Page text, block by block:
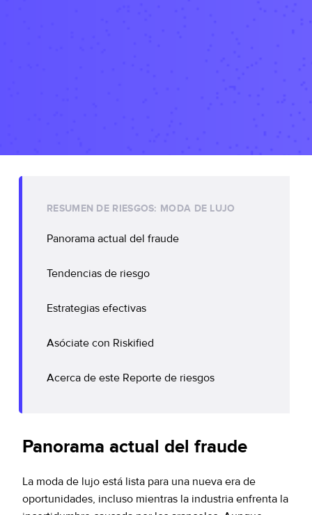
RESUMEN DE RIESGOS: MODA DE LUJO
Panorama actual del fraude
Tendencias de riesgo
Estrategias efectivas
Asóciate con Riskified
Acerca de este Reporte de riesgos
Panorama actual del fraude
La moda de lujo está lista para una nueva era de
oportunidades, incluso mientras la industria enfrenta la